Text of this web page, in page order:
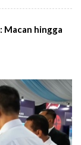
Macan hingga